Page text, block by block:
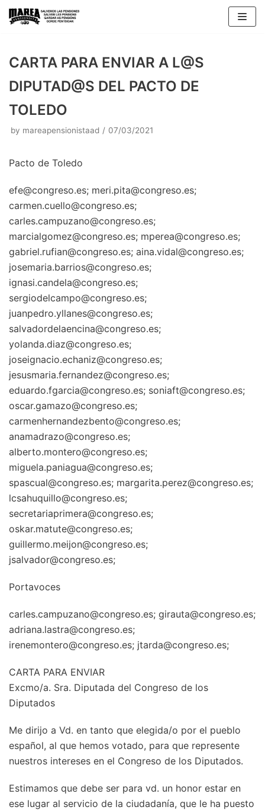
Skip
CARTA PARA ENVIAR A L@S
DIPUTAD@S DEL PACTO DE
TOLEDO
by mareapensionistaad 07/03/2021
Pacto de Toledo
efe@congreso.es; meri.pita@congreso.es;
carmen.cuello@congreso.es;
carles.campuzano@congreso.es;
marcialgomez@congreso.es; mperea@congreso.es;
gabriel.rufian@congreso.es; aina.vidal@congreso.es;
josemaria.barrios@congreso.es;
ignasi.candela@congreso.es;
sergiodelcampo@congreso.es;
juanpedro.yllanes@congreso.es;
salvadordelaencina@congreso.es;
yolanda.diaz@congreso.es;
joseignacio.echaniz@congreso.es;
jesusmaria.fernandez@congreso.es;
eduardo.fgarcia@congreso.es; soniaft@congreso.es;
oscar.gamazo@congreso.es;
carmenhernandezbento@congreso.es;
anamadrazo@congreso.es;
alberto.montero@congreso.es;
miguela.paniagua@congreso.es;
spascual@congreso.es; margarita.perez@congreso.es;
lcsahuquillo@congreso.es;
secretariaprimera@congreso.es;
oskar.matute@congreso.es;
guillermo.meijon@congreso.es;
jsalvador@congreso.es;
Portavoces
carles.campuzano@congreso.es; girauta@congreso.es;
adriana.lastra@congreso.es;
irenemontero@congreso.es; jtarda@congreso.es;
CARTA PARA ENVIAR
Excmo/a. Sra. Diputada del Congreso de los
Diputados
Me dirijo a Vd. en tanto que elegida/o por el pueblo
español, al que hemos votado, para que represente
nuestros intereses en el Congreso de los Diputados.
Estimamos que debe ser para vd. un honor estar en
ese lugar al servicio de la ciudadanía, que le ha puesto